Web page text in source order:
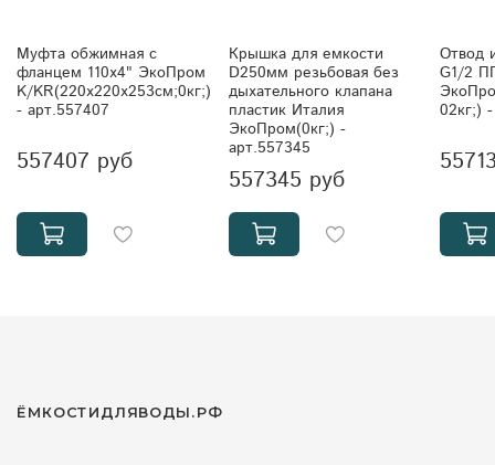
Муфта обжимная с
фланцем 110х4" ЭкоПром
K/KR(220x220x253см;0кг;)
- арт.557407
557407 руб
Крышка для емкости
D250мм резьбовая без
дыхательного клапана
пластик Италия
ЭкоПром(0кг;) -
арт.557345
557345 руб
Отвод
G1/2
02кг;)
ЁМКОСТИДЛЯВОДЫ.РФ